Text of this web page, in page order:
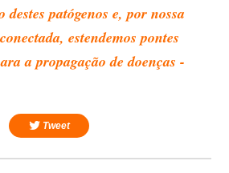
destes patógenos e, por nossa
estendemos pontes
a propagação de doenças -
Tweet